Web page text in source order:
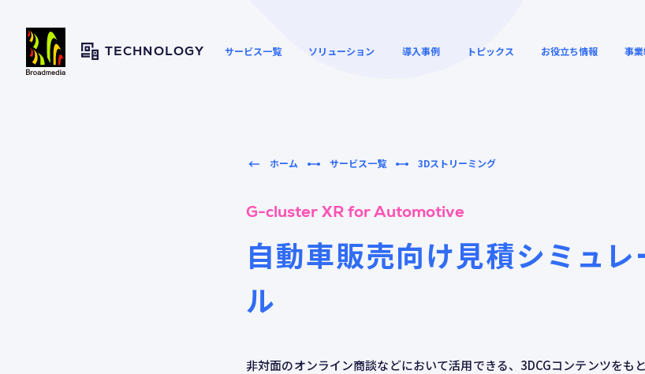
TECHNOLOGY サービス一覧
セキュリティー グローバル SD-WAN
ソリューション
ウェブサイトの高速化とセ
リモートワークの高速化と
映像や大容量ファイルの配
デジタルシネマ・映画館向
けの運用効率化
ク
ュー
導入事例 トピックス お役立ち情報 事
ホーム サービス一覧 3Dストリーミング
G-cluster XR for Automotive
自動車販売向け見積シミュ
ル
非対面のオンライン商談などにおいて活用できる、3DCGコンテンツをも